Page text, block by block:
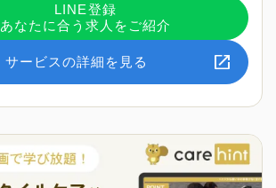
LINE登録
あなたに合う求人をご紹介
サービスの詳細を見る